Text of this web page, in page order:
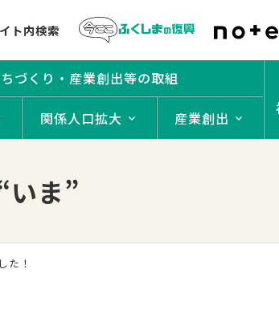
ト内検索
づくり・産業創出等の取組
関係人口拡大 産業創出
いま”
た！